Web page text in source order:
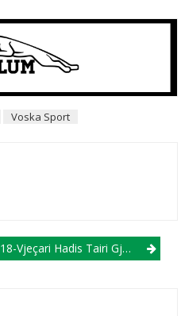
Voska Sport
18-Vjeçari Hadis Tairi Gjen Golin E Parë Me Fanellën E Struga Trim Lum